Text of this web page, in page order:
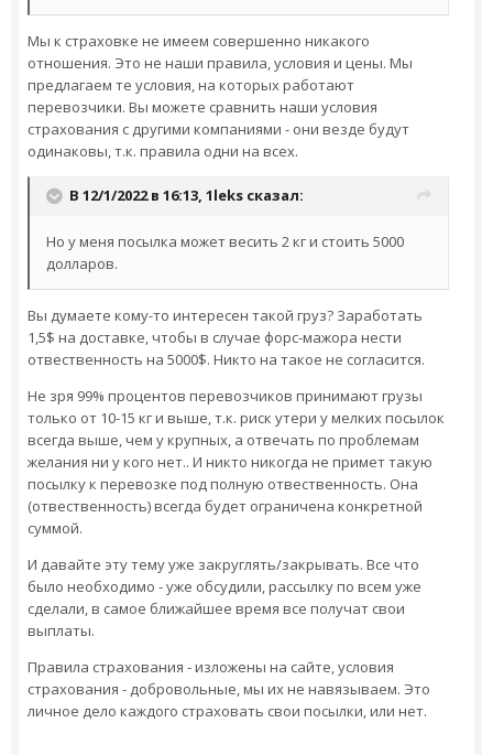
Мы к страховке не имеем совершенно никакого
отношения. Это не наши правила, условия и цены. Мы
предлагаем те условия, на которых работают
перевозчики. Вы можете сравнить наши условия
страхования с другими компаниями - они везде будут
одинаковы, т.к. правила одни на всех.
В 12/1/2022 в 16:13, 1leks сказал:
Но у меня посылка может весить 2 кг и стоить 5000
долларов.
Вы думаете кому-то интересен такой груз? Заработать
1,5$ на доставке, чтобы в случае форс-мажора нести
отвественность на 5000$. Никто на такое не согласится.
Не зря 99% процентов перевозчиков принимают грузы
только от 10-15 кг и выше, т.к. риск утери у мелких посылок
всегда выше, чем у крупных, а отвечать по проблемам
желания ни у кого нет.. И никто никогда не примет такую
посылку к перевозке под полную отвественность. Она
(отвественность) всегда будет ограничена конкретной
суммой.
И давайте эту тему уже закруглять/закрывать. Все что
было необходимо - уже обсудили, рассылку по всем уже
сделали, в самое ближайшее время все получат свои
выплаты.
Правила страхования - изложены на сайте, условия
страхования - добровольные, мы их не навязываем. Это
личное дело каждого страховать свои посылки, или нет.